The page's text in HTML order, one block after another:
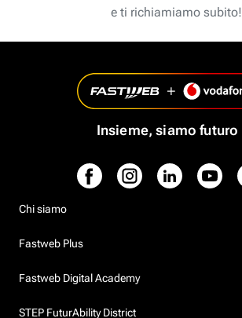
e ti richiamiamo subito!
Insieme, siamo futuro
Chi siamo
Fastweb Plus
Fastweb Digital Academy
STEP FuturAbility District